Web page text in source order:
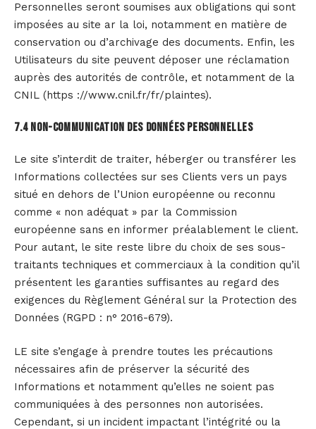
Personnelles seront soumises aux obligations qui sont
imposées au site ar la loi, notamment en matière de
conservation ou d’archivage des documents. Enfin, les
Utilisateurs du site peuvent déposer une réclamation
auprès des autorités de contrôle, et notamment de la
CNIL (https ://www.cnil.fr/fr/plaintes).
7.4 Non-communication des données personnelles
Le site s’interdit de traiter, héberger ou transférer les
Informations collectées sur ses Clients vers un pays
situé en dehors de l’Union européenne ou reconnu
comme « non adéquat » par la Commission
européenne sans en informer préalablement le client.
Pour autant, le site reste libre du choix de ses sous-
traitants techniques et commerciaux à la condition qu’il
présentent les garanties suffisantes au regard des
exigences du Règlement Général sur la Protection des
Données (RGPD : n° 2016-679).
LE site s’engage à prendre toutes les précautions
nécessaires afin de préserver la sécurité des
Informations et notamment qu’elles ne soient pas
communiquées à des personnes non autorisées.
Cependant, si un incident impactant l’intégrité ou la